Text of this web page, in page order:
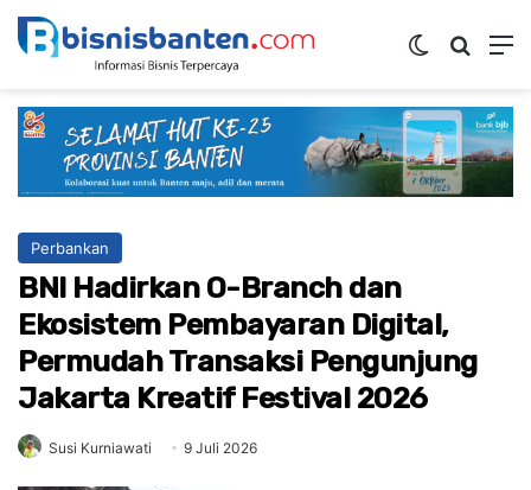
Switch skin
Perbankan
BNI Hadirkan O-Branch dan
Ekosistem Pembayaran Digital,
Permudah Transaksi Pengunjung
Jakarta Kreatif Festival 2026
Susi Kurniawati 9 Juli 2026